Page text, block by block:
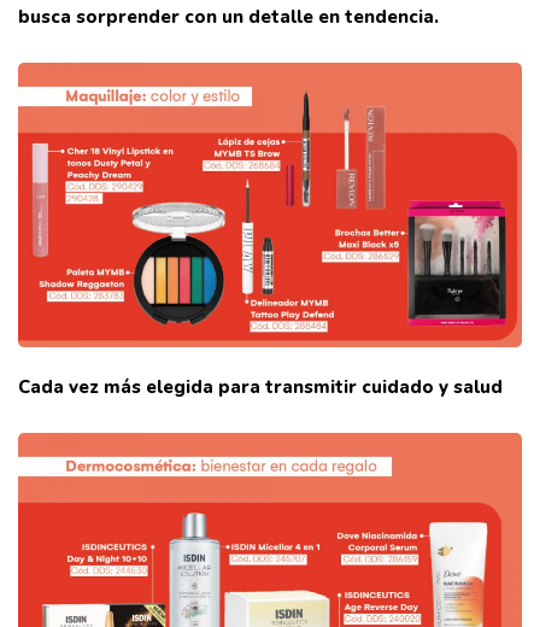
busca sorprender con un detalle en tendencia.
Cada vez más elegida para transmitir cuidado y salud